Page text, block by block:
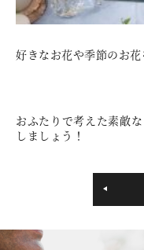
好きなお花や季節のお
おふたりで考えた素敵
しましょう！